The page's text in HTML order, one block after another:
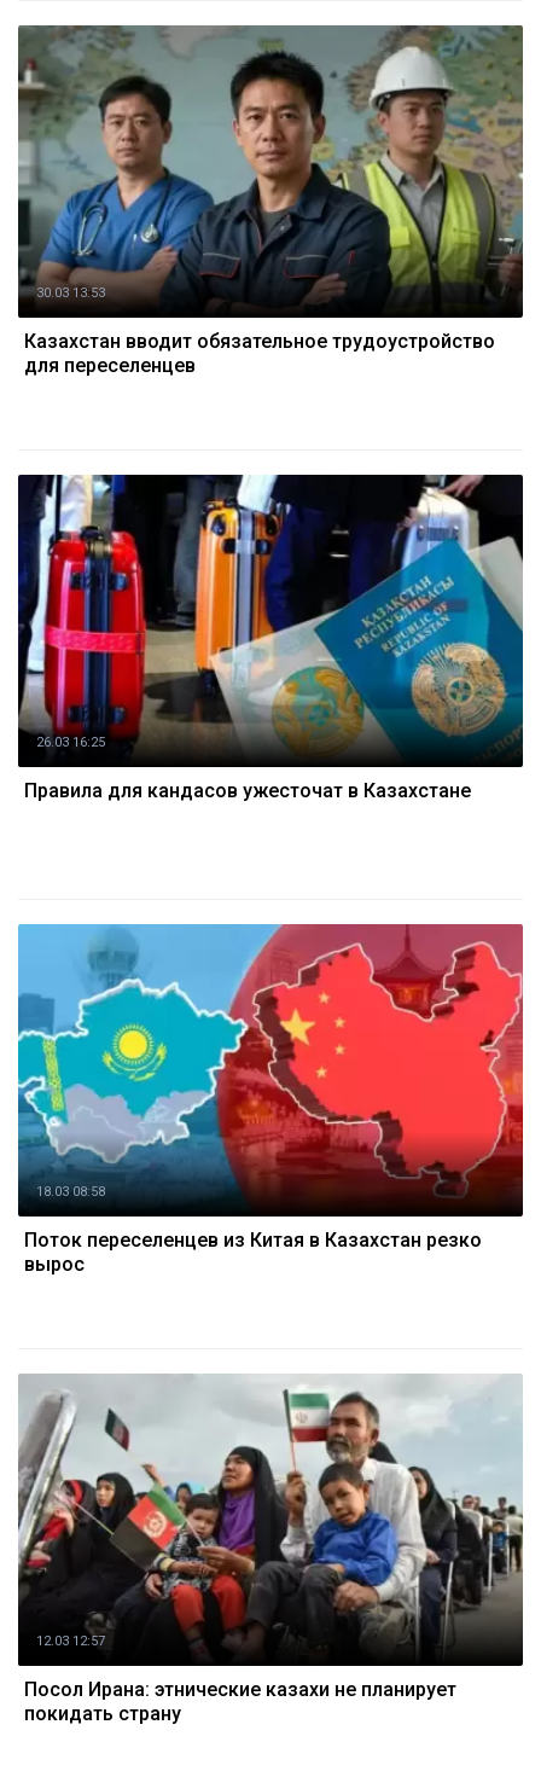
30.03 13:53
Казахстан вводит обязательное трудоустройство
для переселенцев
26.03 16:25
Правила для кандасов ужесточат в Казахстане
18.03 08:58
Поток переселенцев из Китая в Казахстан резко
вырос
12.03 12:57
Посол Ирана: этнические казахи не планирует
покидать страну